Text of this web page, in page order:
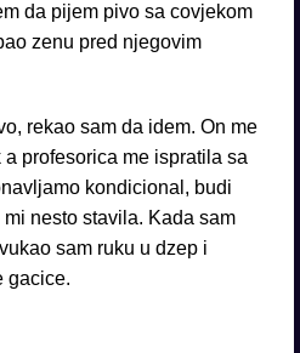
da pijem pivo sa covjekom
zenu pred njegovim
rekao sam da idem. On me
profesorica me ispratila sa
kondicional, budi
nesto stavila. Kada sam
sam ruku u dzep i
gacice.